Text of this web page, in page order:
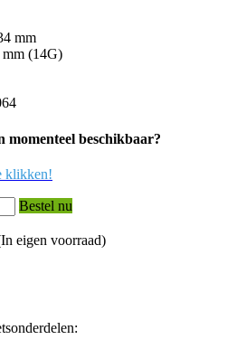
mm
mm (14G)
momenteel beschikbaar?
klikken!
Bestel nu
eigen voorraad)